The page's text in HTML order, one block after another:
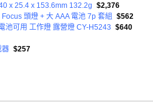
x 25.4 x 153.6mm 132.2g $2,376
頭燈 + 大 AAA 電池 7p 套組
$562
池可用 工作燈 露營燈 CY-H5243 $640
器 $257